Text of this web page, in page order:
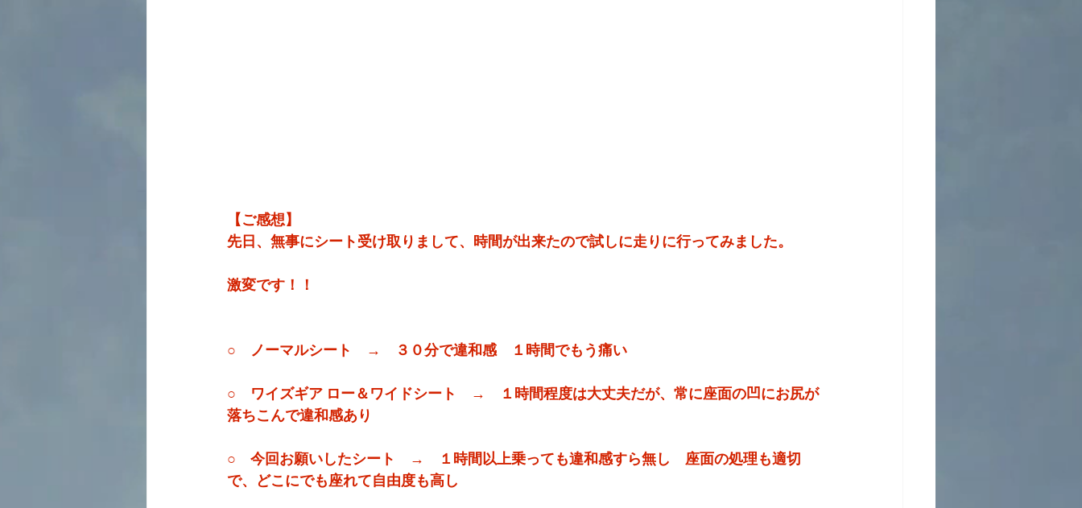
【ご感想】
先日、無事にシート受け取りまして、時間が出来たので試しに走りに行ってみました。
激変です！！
○　ノーマルシート　→　３０分で違和感　１時間でもう痛い
○　ワイズギア ロー＆ワイドシート　→　１時間程度は大丈夫だが、常に座面の凹にお尻が
落ちこんで違和感あり
○　今回お願いしたシート　→　１時間以上乗っても違和感すら無し　座面の処理も適切
で、どこにでも座れて自由度も高し